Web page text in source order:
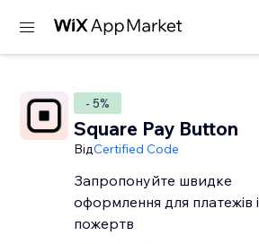
- 5%
Square Pay Button
ВідCertified Code
Запропонуйте швидке
оформлення для платежів і
пожертв